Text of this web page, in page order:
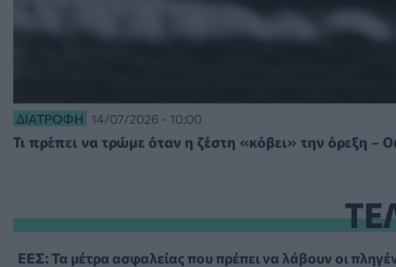
ΔΙΑΤΡΟΦΉ 14/07/2026 - 10:00
Τι πρέπει να τρώμε όταν η ζέστη «κόβει» την όρεξη –
ΕΕΣ: Τα μέτρα ασφαλείας που πρέπει να λάβουν οι